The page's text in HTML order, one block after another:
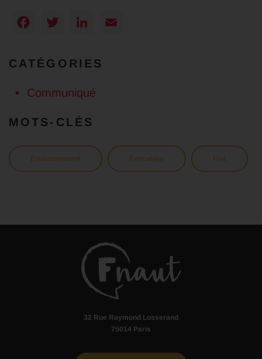
Facebook
TwitterLinkedIn
CATÉGORIES
Communiqué
MOTS-CLÉS
Environnement Ferroviaire Fret
32 Rue Raymond Losserand
75014 Paris